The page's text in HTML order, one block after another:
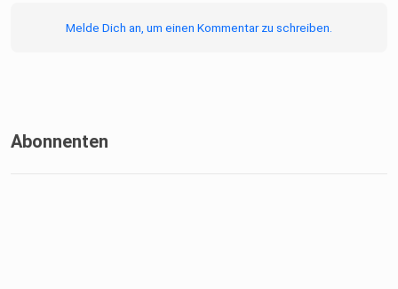
Melde Dich an, um einen Kommentar zu schreiben.
Abonnenten